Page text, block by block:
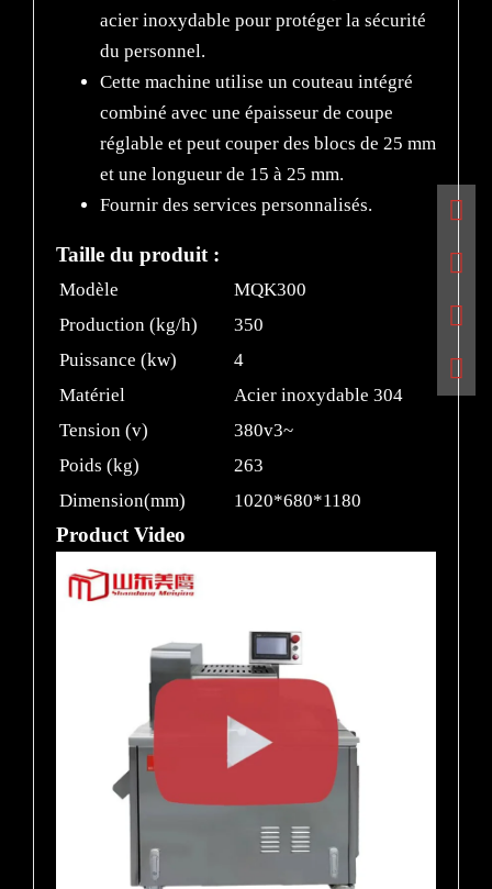
acier inoxydable pour protéger la sécurité
du personnel.
Cette machine utilise un couteau intégré
combiné avec une épaisseur de coupe
réglable et peut couper des blocs de 25 mm
et une longueur de 15 à 25 mm.
Fournir des services personnalisés.
Taille du produit :
Modèle
MQK300
Production (kg/h)
350
Puissance (kw)
4
Matériel
Acier inoxydable 304
Tension (v)
380v3~
Poids (kg)
263
Dimension(mm)
1020*680*1180
Product Video